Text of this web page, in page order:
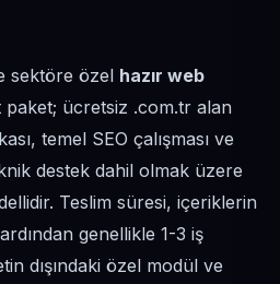
sektöre özel hazır web
ücretsiz .com.tr alan
temel SEO çalışması ve
destek dahil olmak üzere
Teslim süresi, içeriklerin
genellikle 1-3 iş
dışındaki özel modül ve